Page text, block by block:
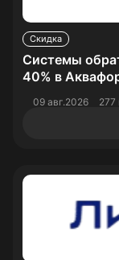
Скидка
Системы
40% в
09 авг.2026 277